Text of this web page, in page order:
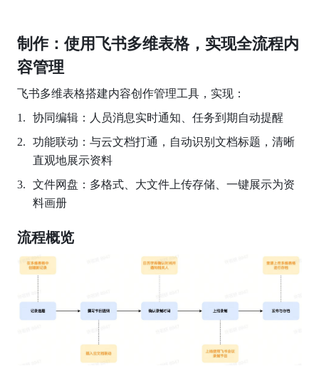
制作：使用飞书多维表格，实现全流程内
容管理
飞书多维表格搭建内容创作管理工具，实现：
协同编辑：人员消息实时通知、任务到期自动提醒
功能联动：与云文档打通，自动识别文档标题，清晰
直观地展示资料
文件网盘：多格式、大文件上传存储、一键展示为资
料画册
流程概览